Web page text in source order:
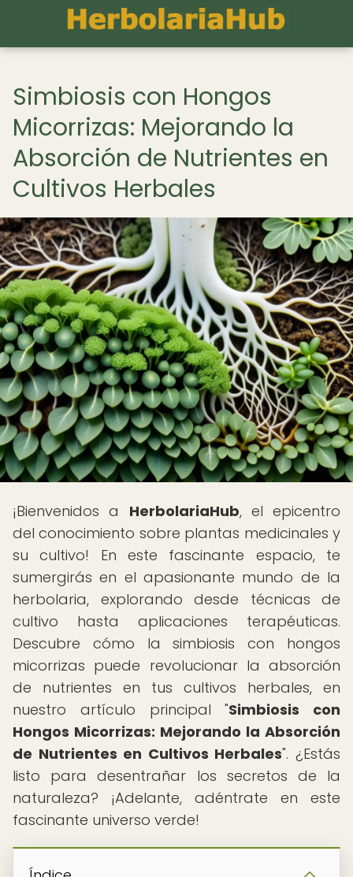
Simbiosis con Hongos
Micorrizas: Mejorando la
Absorción de Nutrientes en
Cultivos Herbales
¡Bienvenidos a HerbolariaHub, el epicentro
del conocimiento sobre plantas medicinales y
su cultivo! En este fascinante espacio, te
sumergirás en el apasionante mundo de la
herbolaria, explorando desde técnicas de
cultivo hasta aplicaciones terapéuticas.
Descubre cómo la simbiosis con hongos
micorrizas puede revolucionar la absorción
de nutrientes en tus cultivos herbales, en
nuestro artículo principal "Simbiosis con
Hongos Micorrizas: Mejorando la Absorción
de Nutrientes en Cultivos Herbales". ¿Estás
listo para desentrañar los secretos de la
naturaleza? ¡Adelante, adéntrate en este
fascinante universo verde!